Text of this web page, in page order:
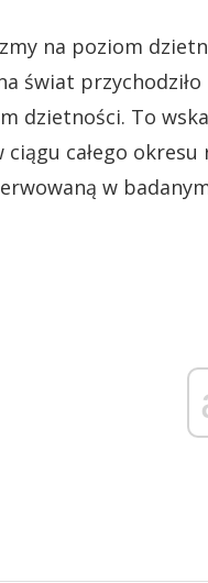
na poziom
świat
dzietności. To
całego okresu
w